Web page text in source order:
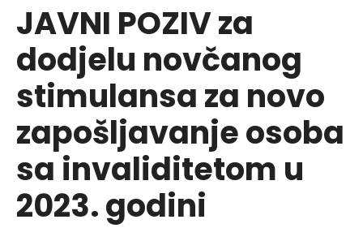
za
24.
02.2023.godine
JAVNI POZIV za
dodjelu novčanog
stimulansa za novo
zapošljavanje osoba
sa invaliditetom u
2023. godini